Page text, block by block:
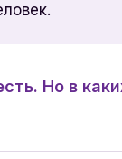
Но в